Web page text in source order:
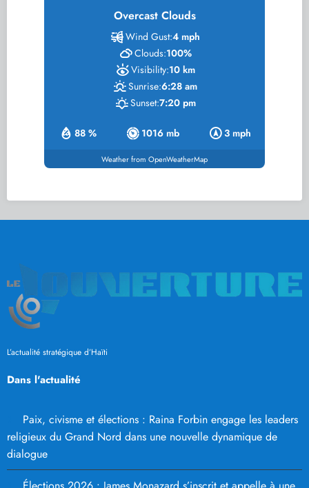
Overcast Clouds
88 % 1016 mb 3 mph
Wind Gust:4 mph
Clouds:100%
Visibility:10 km
Sunrise:6:28 am
Sunset:7:20 pm
Weather from OpenWeatherMap
L’actualité stratégique d’Haïti
Dans l'actualité
Paix, civisme et élections : Raina Forbin engage les leaders
religieux du Grand Nord dans une nouvelle dynamique de
dialogue